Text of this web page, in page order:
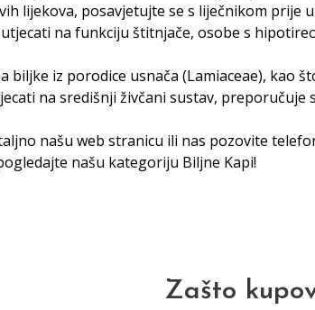
lijekova, posavjetujte se s liječnikom prije
na funkciju štitnjače, osobe s
biljke iz porodice usnača (Lamiaceae), kao
na središnji živčani sustav,
našu web stranicu ili nas pozovite
našu kategoriju Biljne Kapi!
Zašto